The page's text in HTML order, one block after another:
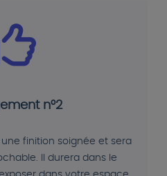
n°2
finition soignée et sera
Il durera dans le